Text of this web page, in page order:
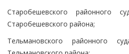
Старобешевского районного
Старобешевского района;
Тельмановского районного